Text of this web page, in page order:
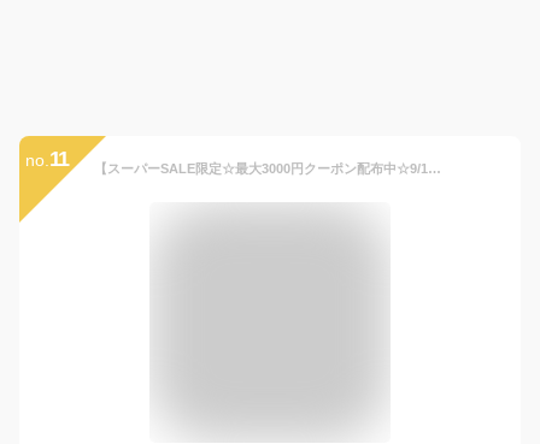
no. 11 【スーパーSALE限定☆最大3000円クーポン配布中☆9/11 1:59まで】七五三 着物 男の子 5歳 レンタル 羽織袴 袴セット フルセット 黒 ブラック 兜 甲冑 小槌 軍配 宝尽くし 着物レンタル 五歳 袴 子供着物 男児 モダン 創美苑【往復送料無料】